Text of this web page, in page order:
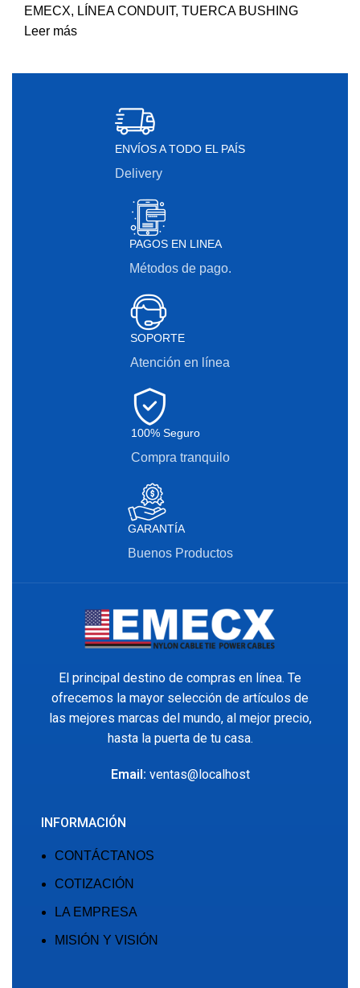
EMECX, LÍNEA CONDUIT, TUERCA BUSHING
Leer más
ENVÍOS A TODO EL PAÍS
Delivery
PAGOS EN LINEA
Métodos de pago.
SOPORTE
Atención en línea
100% Seguro
Compra tranquilo
GARANTÍA
Buenos Productos
El principal destino de compras en línea. Te
ofrecemos la mayor selección de artículos de
las mejores marcas del mundo, al mejor precio,
hasta la puerta de tu casa.
Email: ventas@localhost
INFORMACIÓN
CONTÁCTANOS
COTIZACIÓN
LA EMPRESA
MISIÓN Y VISIÓN